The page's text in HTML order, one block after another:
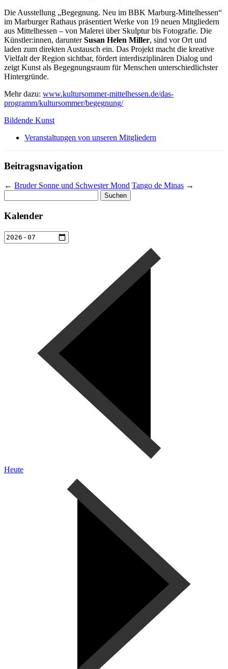
Die Ausstellung „Begegnung. Neu im BBK Marburg-Mittelhessen“
im Marburger Rathaus präsentiert Werke von 19 neuen Mitgliedern
aus Mittelhessen – von Malerei über Skulptur bis Fotografie. Die
Künstler:innen, darunterSusan Helen Miller, sind vor Ort und
laden zum direkten Austausch ein. Das Projekt macht die kreative
Vielfalt der Region sichtbar, fördert interdisziplinären Dialog und
zeigt Kunst als Begegnungsraum für Menschen unterschiedlichster
Hintergründe.
Mehr dazu: www.kultursommer-mittelhessen.de/das-
programm/kultursommer/begegnung/
Bildende Kunst
Veranstaltungen von unseren Mitgliedern
Beitragsnavigation
← Bruder Sonne und Schwester Mond Tango de Minas →
nach:
Kalender
Heute